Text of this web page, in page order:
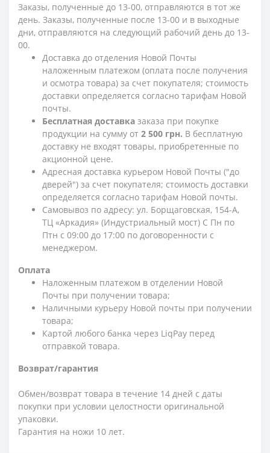
Заказы, полученные до 13-00, отправляются в тот же
день. Заказы, полученные после 13-00 и в выходные
дни, отправляются на следующий рабочий день до 13-
00.
Доставка до отделения Новой Почты
наложенным платежом (оплата после получения
и осмотра товара) за счет покупателя; стоимость
доставки определяется согласно тарифам Новой
почты.
Бесплатная доставка заказа при покупке
продукции на сумму от 2 500 грн. В бесплатную
доставку не входят товары, приобретенные по
акционной цене.
Адресная доставка курьером Новой Почты ("до
дверей") за счет покупателя; стоимость доставки
определяется согласно тарифам Новой почты.
Самовывоз по адресу: ул. Борщаговская, 154-А,
ТЦ «Аркадия» (Индустриальный мост) С Пн по
Птн с 09:00 до 17:00 по договоренности с
менеджером.
Оплата
Наложенным платежом в отделении Новой
Почты при получении товара;
Наличными курьеру Новой почты при получении
товара;
Картой любого банка через LiqPay перед
отправкой товара.
Возврат/гарантия
Обмен/возврат товара в течение 14 дней с даты
покупки при условии целостности оригинальной
упаковки.
Гарантия на ножи 10 лет.